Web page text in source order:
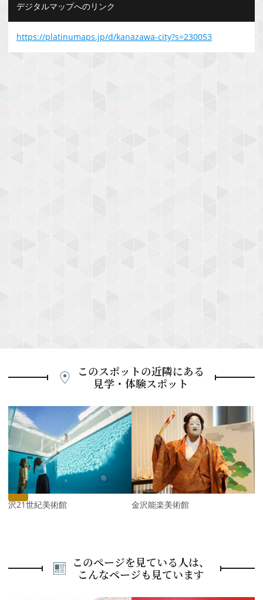
デジタルマップへのリンク
https://platinumaps.jp/d/kanazawa-city?s=230053
このスポットの近隣にある
見学・体験スポット
P
r
v
i
s
金沢21世紀美術館 金沢能楽美術館
t
このページを見ている人は、
こんなページも見ています